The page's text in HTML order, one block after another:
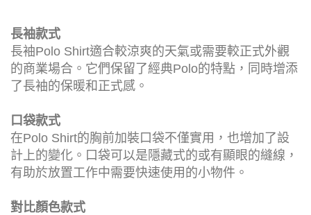
長袖款式
長袖Polo Shirt適合較涼爽的天氣或需要較正式外觀
的商業場合。它們保留了經典Polo的特點，同時增添
了長袖的保暖和正式感。
口袋款式
在Polo Shirt的胸前加裝口袋不僅實用，也增加了設
計上的變化。口袋可以是隱藏式的或有顯眼的縫線，
有助於放置工作中需要快速使用的小物件。
對比顏色款式